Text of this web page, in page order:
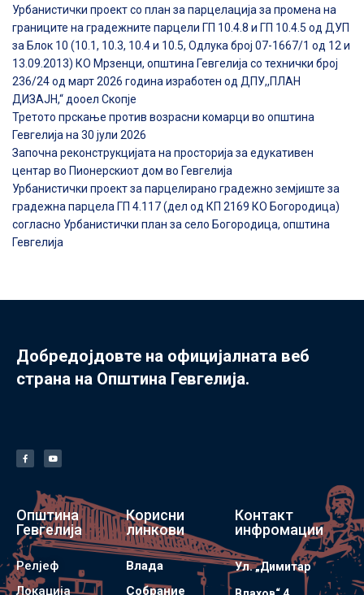
Урбанистички проект со план за парцелација за промена на
границите на градежните парцели ГП 10.4.8 и ГП 10.4.5 од ДУП
за Блок 10 (10.1, 10.3, 10.4 и 10.5, Одлука број 07-1667/1 од 12 и
13.09.2013) КО Мрзенци, општина Гевгелија со технички број
236/24 од март 2026 година изработен од ДПУ,,ПЛАН
ДИЗАЈН,“ дооел Скопје
Третото прскање против возрасни комарци во општина
Гевгелија на 30 јули 2026
Започна реконструкцијата на просторија за едукативен
центар во Пионерскиот дом во Гевгелија
Урбанистички проект за парцелирано градежно земјиште за
градежна парцела ГП 4.117 (дел од КП 2169 КО Богородица)
согласно Урбанистички план за село Богородица, општина
Гевгелија
Добредојдовте на официјалната веб
страна на Општина Гевгелија.
Општина
Гевгелија
Релјеф
Локација
Корисни
линкови
Влада
Собрание
Контакт
инфромации
Ул. „Димитар